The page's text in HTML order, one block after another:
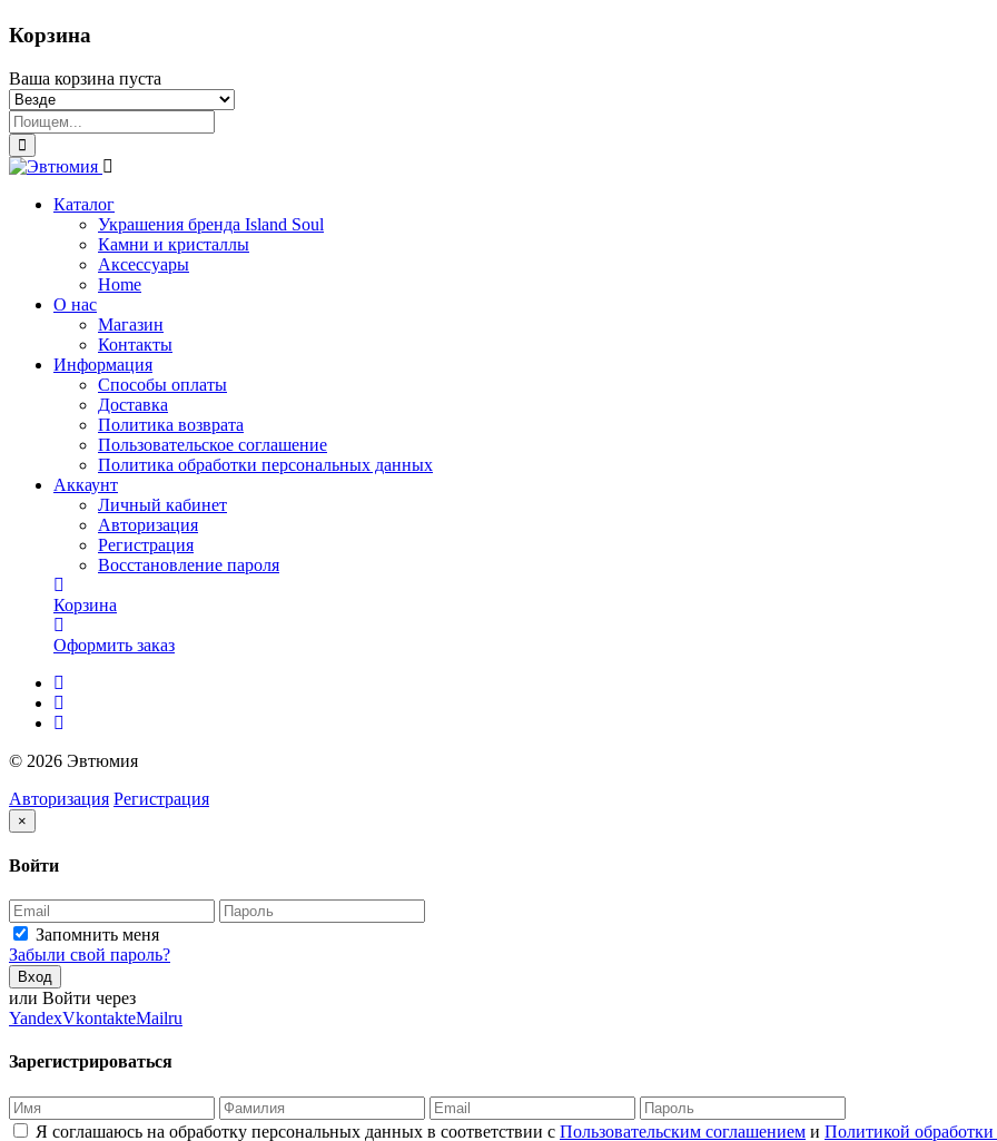
Корзина
Ваша корзина пуста
Каталог
Украшения бренда Island Soul
Камни и кристаллы
Аксессуары
Home
О нас
Магазин
Контакты
Информация
Способы оплаты
Доставка
Политика возврата
Пользовательское соглашение
Политика обработки персональных данных
Аккаунт
Личный кабинет
Авторизация
Регистрация
Восстановление пароля
Корзина
Оформить заказ
© 2026 Эвтюмия
Авторизация Регистрация
×
Войти
Запомнить меня
Забыли свой пароль?
Вход
или Войти через
YandexVkontakteMailru
Зарегистрироваться
Я соглашаюсь на обработку персональных данных в соответствии с Пользовательским соглашением и Политикой